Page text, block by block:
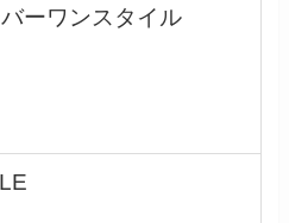
ーワンスタイル